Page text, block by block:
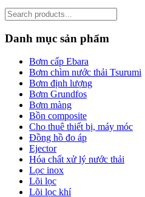
Search
for:
Danh mục sản phẩm
Bơm cấp Ebara
Bơm chìm nước thải Tsurumi
Bơm định lượng
Bơm Grundfos
Bơm màng
Bồn composite
Cho thuê thiết bị, máy móc
Đồng hồ đo áp
Ejector
Hóa chất xử lý nước thải
Lọc inox
Lõi lọc
Lõi lọc khí